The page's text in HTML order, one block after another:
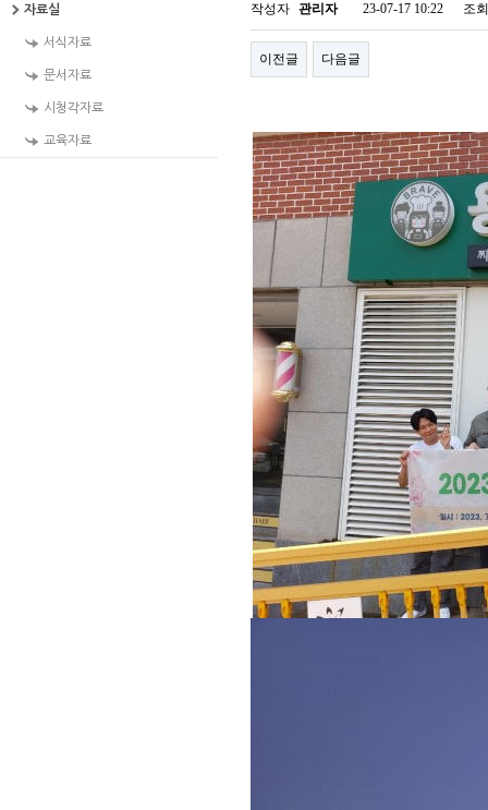
자료실
서식자료
문서자료
시청각자료
교육자료
작성자 관리자 23-07-17 10:22 조회
이전글 다음글